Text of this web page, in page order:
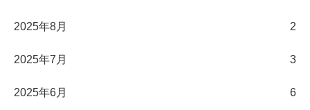
2025年8月 2
2025年7月 3
2025年6月 6